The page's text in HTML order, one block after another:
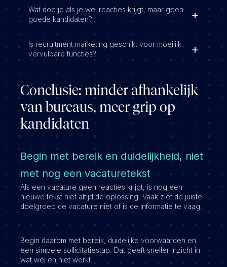
Wat doe je als je wel reacties krijgt, maar geen
goede kandidaten?
Is recruitment marketing geschikt voor moeilijk
vervulbare functies?
Conclusie: minder afhankelijk
van bureaus, meer grip op
kandidaten
Begin met bereik en duidelijkheid, niet
met nog een vacaturetekst
Als een vacature geen reacties krijgt, is nog een
nieuwe tekst niet altijd de oplossing. Vaak ziet de juiste
doelgroep de vacature niet of is de informatie te vaag.
Begin daarom met bereik, duidelijke voorwaarden en
een simpele sollicitatiestap. Dat geeft sneller inzicht in
wat wel en niet werkt.